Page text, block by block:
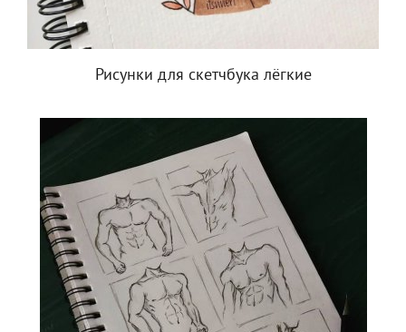
Рисунки для скетчбука лёгкие